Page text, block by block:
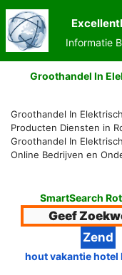
Ga
naar
de
inhoud
Informatie
Groothandel In
Groothandel In
Producten Diensten in
Groothandel In
Online Bedrijven en
SmartSearch
hout vakantie hotel